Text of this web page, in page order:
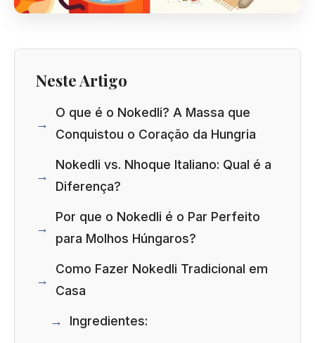
Neste Artigo
O que é o Nokedli? A Massa que
Conquistou o Coração da Hungria
Nokedli vs. Nhoque Italiano: Qual é a
Diferença?
Por que o Nokedli é o Par Perfeito
para Molhos Húngaros?
Como Fazer Nokedli Tradicional em
Casa
Ingredientes: